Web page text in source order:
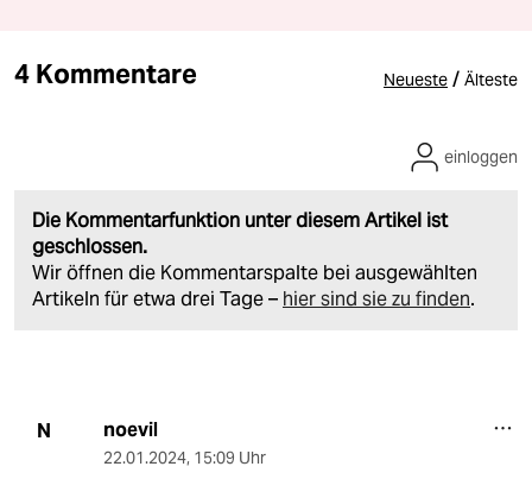
4 Kommentare Neueste / Älteste
Die Kommentarfunktion unter diesem Artikel ist
geschlossen.
Wir öffnen die Kommentarspalte bei ausgewählten
Artikeln für etwa drei Tage – hier sind sie zu finden.
einloggen
N noevil
22.01.2024, 15:09 Uhr